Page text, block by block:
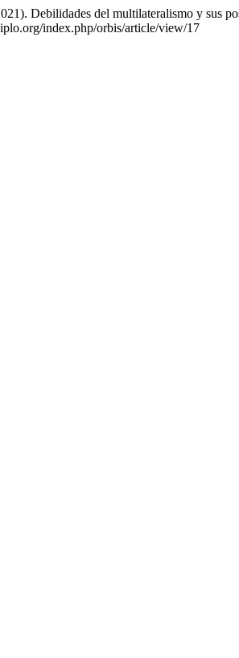
Debilidades del multilateralismo y sus
index.php/orbis/article/view/17